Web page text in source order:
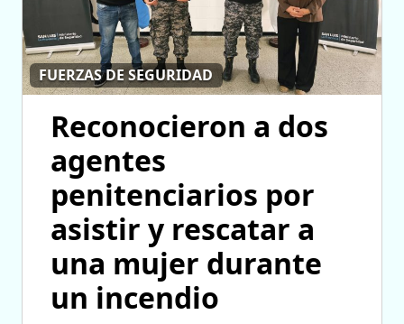
FUERZAS DE SEGURIDAD
Reconocieron a dos
agentes
penitenciarios por
asistir y rescatar a
una mujer durante
un incendio